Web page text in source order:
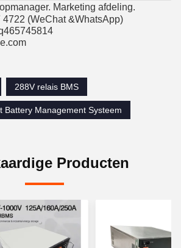
Marketing afdeling.
4722 (WeChat &WhatsApp)
288V relais BMS
Battery Management Systeem
Producten